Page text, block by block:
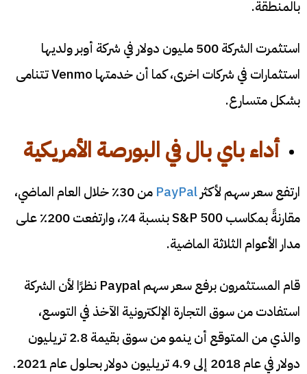
بالمنطقة.
استثمرت الشركة 500 مليون دولار في شركة أوبر ولديها
استثمارات في شركات اخرى، كما أن خدمتها Venmo تتنامى
بشكل متسارع.
أداء باي بال في البورصة الأمريكية
ارتفع سعر سهم لأكثرPayPal
من 30٪ خلال العام الماضي،
مقارنةً بمكاسب S&P 500 بنسبة 4٪، وارتفعت 200٪ على
مدار الأعوام الثلاثة الماضية.
قام المستثمرون برفع سعر سهم Paypal نظرًا لأن الشركة
استفادت من سوق التجارة الإلكترونية الآخذ في التوسع،
والذي من المتوقع أن ينمو من سوق بقيمة 2.8 تريليون
دولار في عام 2018 إلى 4.9 تريليون دولار بحلول عام 2021.